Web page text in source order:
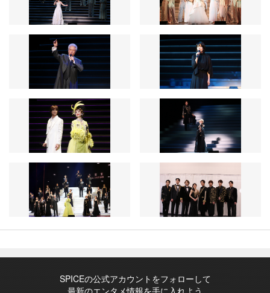
SPICEの公式アカウントをフォローして
最新のエンタメ情報を手に入れよう